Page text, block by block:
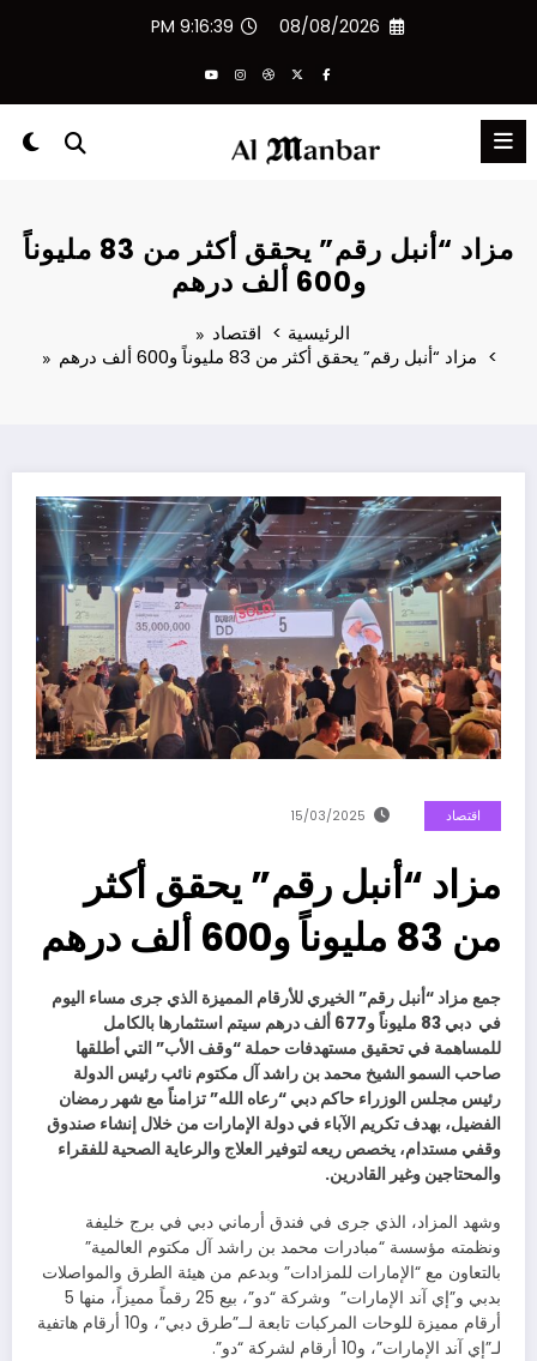
08/08/2026
9:16:39 PM
مزاد “أنبل رقم” يحقق أكثر من 83 مليوناً
و600 ألف درهم
الرئيسية
اقتصاد
مزاد “أنبل رقم” يحقق أكثر من 83 مليوناً و600 ألف درهم
اقتصاد 15/03/2025
مزاد “أنبل رقم” يحقق أكثر
من 83 مليوناً و600 ألف درهم
جمع مزاد “أنبل رقم” الخيري للأرقام المميزة الذي جرى مساء اليوم
في دبي 83 مليوناً و677 ألف درهم سيتم استثمارها بالكامل
للمساهمة في تحقيق مستهدفات حملة “وقف الأب” التي أطلقها
صاحب السمو الشيخ محمد بن راشد آل مكتوم نائب رئيس الدولة
رئيس مجلس الوزراء حاكم دبي “رعاه الله” تزامناً مع شهر رمضان
الفضيل، بهدف تكريم الآباء في دولة الإمارات من خلال إنشاء صندوق
وقفي مستدام، يخصص ريعه لتوفير العلاج والرعاية الصحية للفقراء
والمحتاجين وغير القادرين.
وشهد المزاد، الذي جرى في فندق أرماني دبي في برج خليفة
ونظمته مؤسسة “مبادرات محمد بن راشد آل مكتوم العالمية”
بالتعاون مع “الإمارات للمزادات” وبدعم من هيئة الطرق والمواصلات
بدبي و”إي آند الإمارات” وشركة “دو”، بيع 25 رقماً مميزاً، منها 5
أرقام مميزة للوحات المركبات تابعة لــ”طرق دبي”، و10 أرقام هاتفية
لـ”إي آند الإمارات”، و10 أرقام لشركة “دو”.